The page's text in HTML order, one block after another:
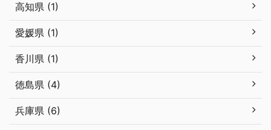
高知県 (1)
愛媛県 (1)
香川県 (1)
徳島県 (4)
兵庫県 (6)